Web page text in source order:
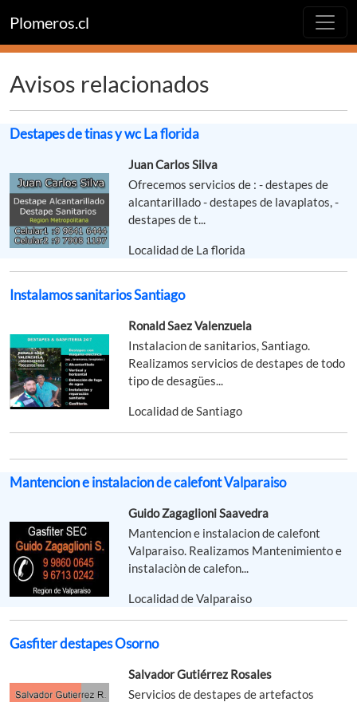
Plomeros.cl
Avisos relacionados
Destapes de tinas y wc La florida
Juan Carlos Silva
Ofrecemos servicios de : - destapes de
alcantarillado - destapes de lavaplatos, -
destapes de t...
Localidad de La florida
Instalamos sanitarios Santiago
Ronald Saez Valenzuela
Instalacion de sanitarios, Santiago.
Realizamos servicios de destapes de todo
tipo de desagües...
Localidad de Santiago
Mantencion e instalacion de calefont Valparaiso
Guido Zagaglioni Saavedra
Mantencion e instalacion de calefont
Valparaiso. Realizamos Mantenimiento e
instalaciòn de calefon...
Localidad de Valparaiso
Gasfiter destapes Osorno
Salvador Gutiérrez Rosales
Servicios de destapes de artefactos